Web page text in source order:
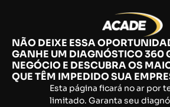
NÃO DEIXE ESSA
GANHE UM DIAGNÓSTICO 360
NEGÓCIO E DESCUBRA OS
QUE TÊM IMPEDIDO SUA
Esta página ficará no ar por
limitado. Garanta seu